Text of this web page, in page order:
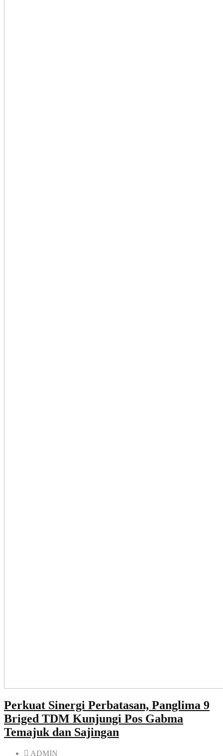
Perkuat Sinergi Perbatasan, Panglima 9
Briged TDM Kunjungi Pos Gabma
Temajuk dan Sajingan
ADMIN